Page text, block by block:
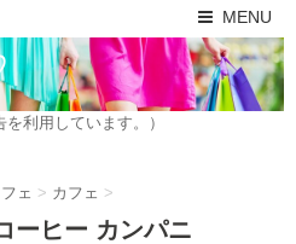
MENU
利用しています。）
ェ > カフェ >
ーヒー カンパニ